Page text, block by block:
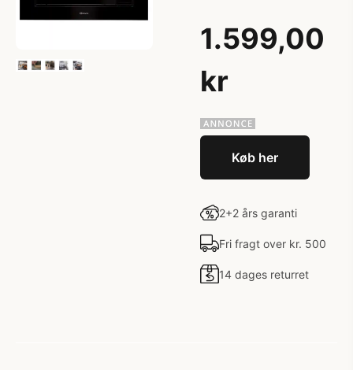
1.599,00
kr
Køb her
2+2 års garanti
Fri fragt over kr. 500
14 dages returret